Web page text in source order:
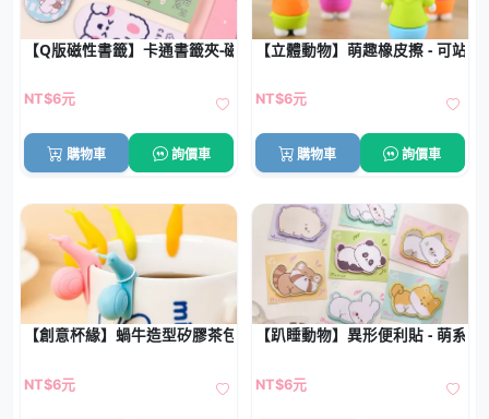
【Q版磁性書籤】卡通書籤夾-磁鐵學生文具
NT$6元
購物車 詢價車
【立體動物】萌趣橡皮擦 - 可站
NT$6元
購物車 詢價車
【創意杯緣】蝸牛造型矽膠茶包掛夾 - 咖啡茶飲杯緣裝飾
NT$6元
【趴睡動物】異形便利貼 - 萌系N
NT$6元